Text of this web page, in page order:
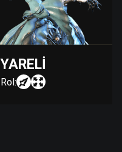
YARELI
Rol: